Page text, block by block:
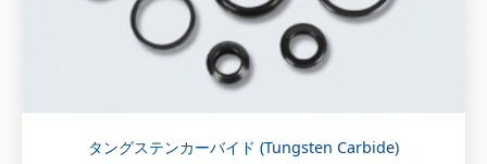
タングステンカーバイド (Tungsten Carbide)